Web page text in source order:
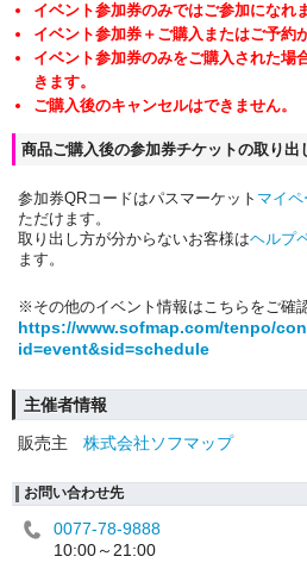
イベント参加券のみではご参加になれ
イベント参加券＋ご購入またはご予約
イベント参加券のみをご購入された場
きます。
ご購入後のキャンセルはできません。
商品ご購入後の参加券チケットの取り出
参加券QRコードはパスマーケット マイペ
ただけます。
取り出し方が分からないお客様はヘルプ
ます。
※その他のイベント情報はこちらをご確
https://www.sofmap.com/tenpo/
id=event&sid=schedule
主催者情報
販売主
株式会社ソフマップ
お問い合わせ先
0077-78-9888
10:00～21:00